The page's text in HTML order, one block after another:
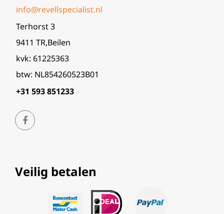
info@revellspecialist.nl
Terhorst 3
9411 TR,Beilen
kvk: 61225363
btw: NL854260523B01
+31 593 851233
Veilig betalen